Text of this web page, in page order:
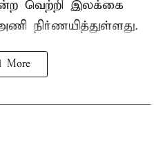
வெற்றி இலக்கை
நிர்ணயித்துள்ளது.
More